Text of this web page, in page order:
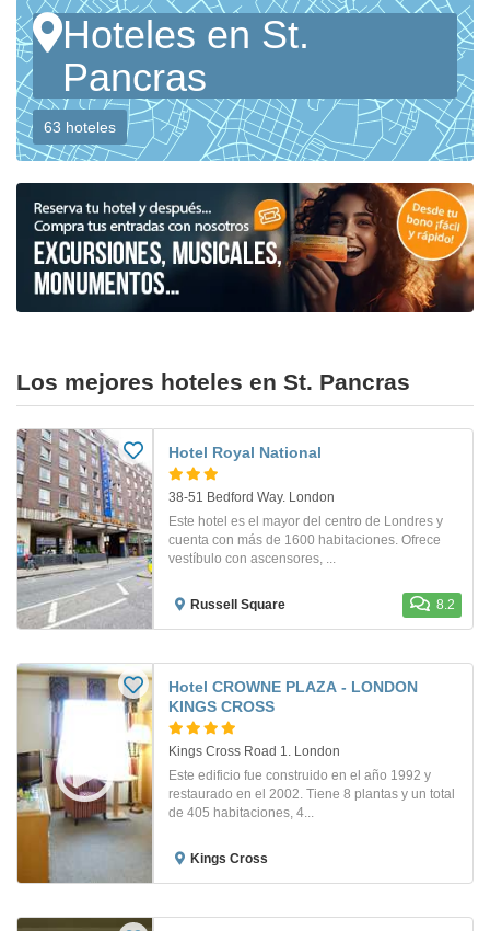
Hoteles en St.
Pancras
63 hoteles
Los mejores hoteles en St. Pancras
Hotel Royal National
38-51 Bedford Way. London
Este hotel es el mayor del centro de Londres y
cuenta con más de 1600 habitaciones. Ofrece
vestíbulo con ascensores, ...
Russell Square 8.2
Hotel CROWNE PLAZA - LONDON
KINGS CROSS
Kings Cross Road 1. London
Este edificio fue construido en el año 1992 y
restaurado en el 2002. Tiene 8 plantas y un total
de 405 habitaciones, 4...
Kings Cross